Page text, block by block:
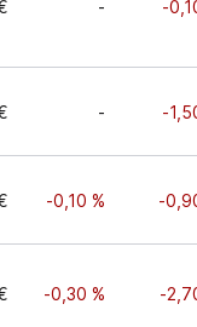
- -
- -
-0,10 % -
-0,30 % -